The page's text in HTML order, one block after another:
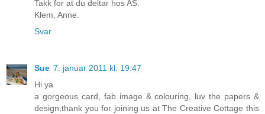
Takk for at du deltar hos AS.
Klem, Anne.
Svar
Sue 7. januar 2011 kl. 19:47
Hi ya
a gorgeous card, fab image & colouring, luv the papers &
design,thank you for joining us at The Creative Cottage this